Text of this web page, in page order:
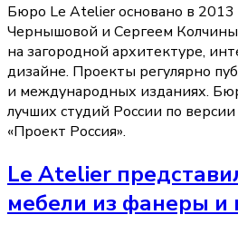
Бюро Le Atelier основано в 2013
Чернышовой и Сергеем
на загородной архитектуре,
дизайне. Проекты регулярно
и международных изданиях.
лучших студий России по
«Проект Россия».
Le Atelier
мебели из фанеры и